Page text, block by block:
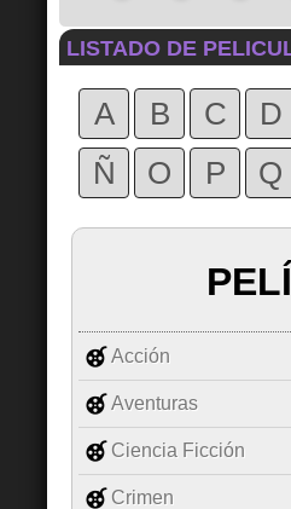
LISTADO DE
A B C D
Ñ
O P Q
Acción
Aventuras
Ciencia Ficción
Crimen